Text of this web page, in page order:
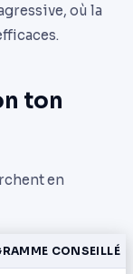
où la
ton
en
CONSEILLÉ